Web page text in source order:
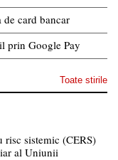
card bancar
prin Google Pay
Toate stirile
sistemic (CERS)
al Uniunii